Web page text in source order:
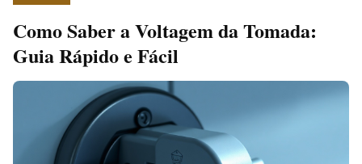
Como Saber a Voltagem da Tomada:
Guia Rápido e Fácil